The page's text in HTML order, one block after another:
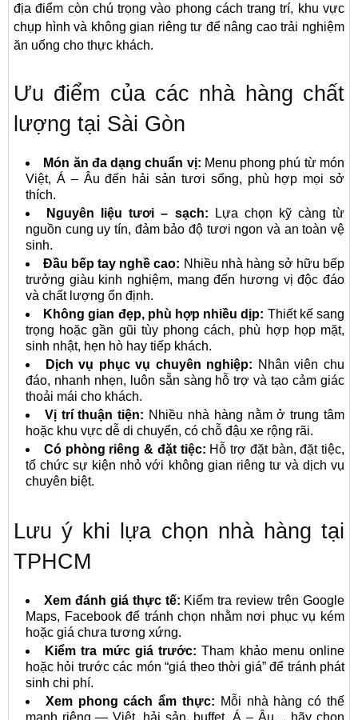
địa điểm còn chú trọng vào phong cách trang trí, khu vực
chụp hình và không gian riêng tư để nâng cao trải nghiệm
ăn uống cho thực khách.
Ưu điểm của các nhà hàng chất
lượng tại Sài Gòn
Món ăn đa dạng chuẩn vị: Menu phong phú từ món
Việt, Á – Âu đến hải sản tươi sống, phù hợp mọi sở
thích.
Nguyên liệu tươi – sạch: Lựa chọn kỹ càng từ
nguồn cung uy tín, đảm bảo độ tươi ngon và an toàn vệ
sinh.
Đầu bếp tay nghề cao: Nhiều nhà hàng sở hữu bếp
trưởng giàu kinh nghiệm, mang đến hương vị độc đáo
và chất lượng ổn định.
Không gian đẹp, phù hợp nhiều dịp: Thiết kế sang
trọng hoặc gần gũi tùy phong cách, phù hợp họp mặt,
sinh nhật, hẹn hò hay tiếp khách.
Dịch vụ phục vụ chuyên nghiệp: Nhân viên chu
đáo, nhanh nhẹn, luôn sẵn sàng hỗ trợ và tạo cảm giác
thoải mái cho khách.
Vị trí thuận tiện: Nhiều nhà hàng nằm ở trung tâm
hoặc khu vực dễ di chuyển, có chỗ đậu xe rộng rãi.
Có phòng riêng & đặt tiệc: Hỗ trợ đặt bàn, đặt tiệc,
tổ chức sự kiện nhỏ với không gian riêng tư và dịch vụ
chuyên biệt.
Lưu ý khi lựa chọn nhà hàng tại
TPHCM
Xem đánh giá thực tế: Kiểm tra review trên Google
Maps, Facebook để tránh chọn nhằm nơi phục vụ kém
hoặc giá chưa tương xứng.
Kiểm tra mức giá trước: Tham khảo menu online
hoặc hỏi trước các món “giá theo thời giá” để tránh phát
sinh chi phí.
Xem phong cách ẩm thực: Mỗi nhà hàng có thế
mạnh riêng — Việt, hải sản, buffet, Á – Âu… hãy chọn